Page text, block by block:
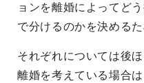
ョンを離婚によってど
で分けるのかを決める
それぞれについては後
離婚を考えている場合